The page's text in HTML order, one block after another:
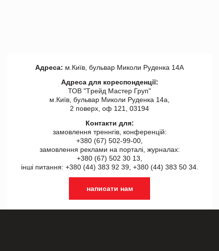
Адреса: м.Київ, бульвар Миколи Руденка 14А
Адреса для кореспонденції:
ТОВ "Tрейд Мастер Груп"
м.Київ, бульвар Миколи Руденка 14а,
2 поверх, оф 121, 03194
Контакти для:
замовлення треннгів, конференцій:
+380 (67) 502-99-00,
замовлення реклами на порталі, журналах:
+380 (67) 502 30 13,
інші питання: +380 (44) 383 92 39, +380 (44) 383 50 34.
написати нам